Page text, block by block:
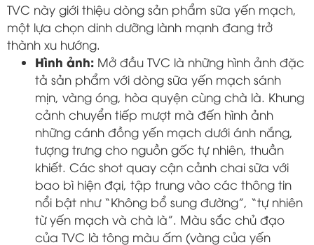
TVC này giới thiệu dòng sản phẩm sữa yến mạch,
một lựa chọn dinh dưỡng lành mạnh đang trở
thành xu hướng.
Hình ảnh: Mở đầu TVC là những hình ảnh đặc
tả sản phẩm với dòng sữa yến mạch sánh
mịn, vàng óng, hòa quyện cùng chà là. Khung
cảnh chuyển tiếp mượt mà đến hình ảnh
những cánh đồng yến mạch dưới ánh nắng,
tượng trưng cho nguồn gốc tự nhiên, thuần
khiết. Các shot quay cận cảnh chai sữa với
bao bì hiện đại, tập trung vào các thông tin
nổi bật như “Không bổ sung đường”, “tự nhiên
từ yến mạch và chà là”. Màu sắc chủ đạo
của TVC là tông màu ấm (vàng của yến